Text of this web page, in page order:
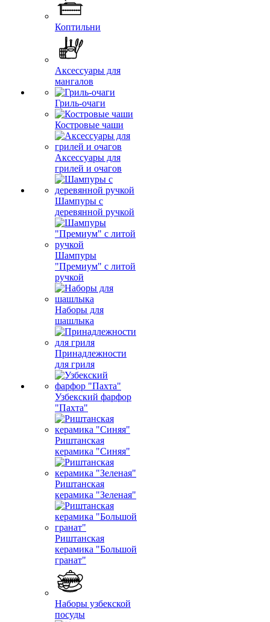
Коптильни
Аксессуары для
мангалов
Гриль-очаги
Костровые чаши
Аксессуары для
грилей и очагов
Шампуры с
деревянной ручкой
Шампуры
"Премиум" с литой
ручкой
Наборы для
шашлыка
Принадлежности
для гриля
Узбекский фарфор
"Пахта"
Риштанская
керамика "Синяя"
Риштанская
керамика "Зеленая"
Риштанская
керамика "Большой
гранат"
Наборы узбекской
посуды